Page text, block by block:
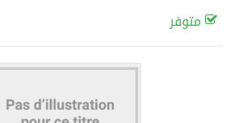
متوفر